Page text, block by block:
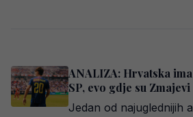
ANALIZA: Hrvatska
SP, evo gdje su Zmajevi
Jedan od najuglednijih